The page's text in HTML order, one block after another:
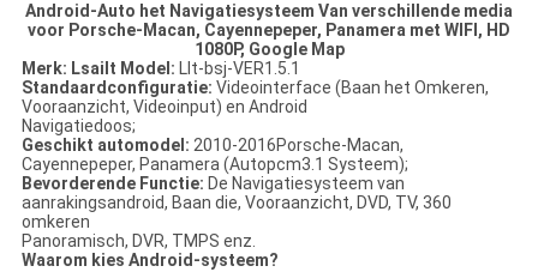
Android-Auto het Navigatiesysteem Van verschillende media
voor Porsche-Macan, Cayennepeper, Panamera met WIFI, HD
1080P, Google Map
Merk: Lsailt Model: Llt-bsj-VER1.5.1
Standaardconfiguratie: Videointerface (Baan het Omkeren,
Vooraanzicht, Videoinput) en Android
Navigatiedoos;
Geschikt automodel: 2010-2016Porsche-Macan,
Cayennepeper, Panamera (Autopcm3.1 Systeem);
Bevorderende Functie: De Navigatiesysteem van
aanrakingsandroid, Baan die, Vooraanzicht, DVD, TV, 360
omkeren
Panoramisch, DVR, TMPS enz.
Waarom kies Android-systeem?